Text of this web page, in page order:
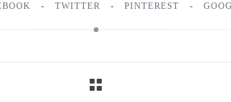
TWITTER PINTEREST